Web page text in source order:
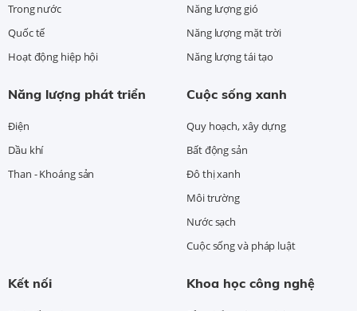
Trong nước
Quốc tế
Hoạt động hiệp hội
Năng lượng gió
Năng lượng mặt trời
Năng lượng tái tạo
Năng lượng phát triển
Điện
Dầu khí
Than - Khoáng sản
Cuộc sống xanh
Quy hoạch, xây dựng
Bất động sản
Đô thị xanh
Môi trường
Nước sạch
Cuộc sống và pháp luật
Kết nối Khoa học công nghệ